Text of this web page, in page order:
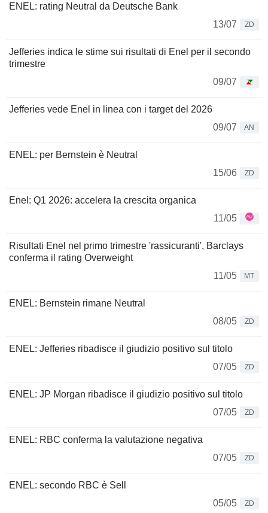
ENEL: rating Neutral da Deutsche Bank
13/07
ZD
Jefferies indica le stime sui risultati di Enel per il secondo
trimestre
09/07
Jefferies vede Enel in linea con i target del 2026
09/07
AN
ENEL: per Bernstein è Neutral
15/06
ZD
Enel: Q1 2026: accelera la crescita organica
11/05
Risultati Enel nel primo trimestre 'rassicuranti', Barclays
conferma il rating Overweight
11/05
MT
ENEL: Bernstein rimane Neutral
08/05
ZD
ENEL: Jefferies ribadisce il giudizio positivo sul titolo
07/05
ZD
ENEL: JP Morgan ribadisce il giudizio positivo sul titolo
07/05
ZD
ENEL: RBC conferma la valutazione negativa
07/05
ZD
ENEL: secondo RBC è Sell
05/05
ZD